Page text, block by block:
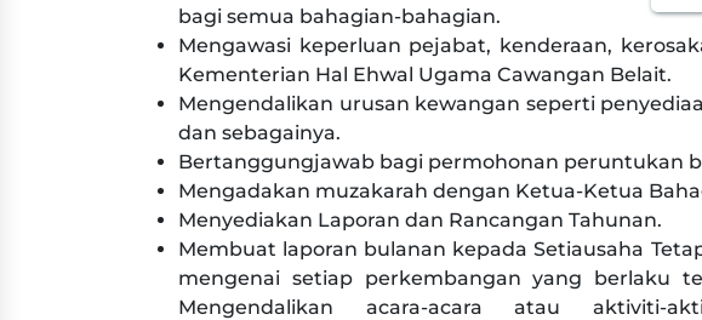
bagi semua bahagian-bahagian.
Mengawasi keperluan pejabat, kenderaan,
Kementerian Hal Ehwal Ugama Cawangan Belait.
Mengendalikan urusan kewangan seperti
dan sebagainya.
Bertanggungjawab bagi permohonan peruntukan
Mengadakan muzakarah dengan Ketua-Ketua
Menyediakan Laporan dan Rancangan Tahunan.
Membuat laporan bulanan kepada Setiausaha
mengenai setiap perkembangan yang berlaku
Mengendalikan acara-acara atau aktiviti-